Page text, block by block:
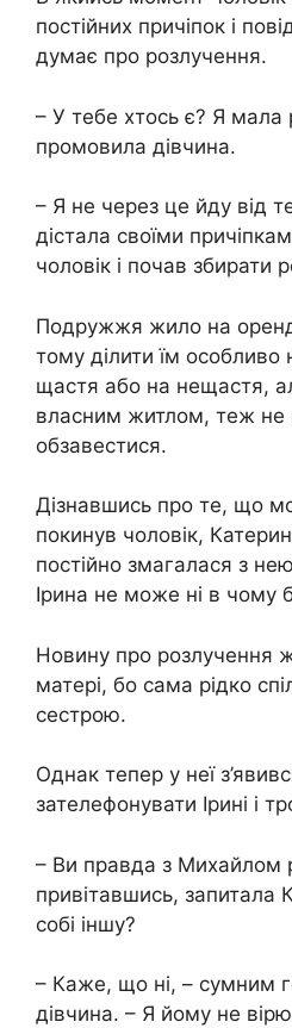
постійних причіпок і
думає про розлучення.
– У тебе хтось є? Я мала
промовила дівчина.
– Я не через це йду від
дістала своїми
чоловік і почав збирати
Подружжя жило на
тому ділити їм особливо
щастя або на нещастя,
власним житлом, теж не
обзавестися.
Дізнавшись про те, що
покинув чоловік,
постійно змагалася з
Ірина не може ні в чому
Новину про розлучення
матері, бо сама рідко
сестрою.
Однак тепер у неї
зателефонувати Ірині і
– Ви правда з Михайлом
привітавшись, запитала
собі іншу?
– Каже, що ні, – сумним
дівчина. – Я йому не